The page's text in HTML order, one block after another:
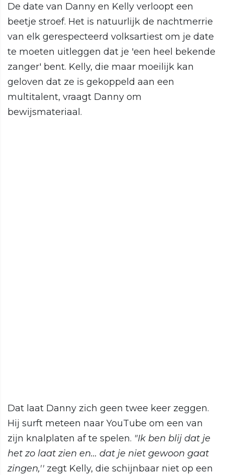
De date van Danny en Kelly verloopt een
beetje stroef. Het is natuurlijk de nachtmerrie
van elk gerespecteerd volksartiest om je date
te moeten uitleggen dat je 'een heel bekende
zanger' bent. Kelly, die maar moeilijk kan
geloven dat ze is gekoppeld aan een
multitalent, vraagt Danny om
bewijsmateriaal.
Dat laat Danny zich geen twee keer zeggen.
Hij surft meteen naar YouTube om een van
zijn knalplaten af te spelen. "Ik ben blij dat je
het zo laat zien en... dat je niet gewoon gaat
zingen,'' zegt Kelly, die schijnbaar niet op een